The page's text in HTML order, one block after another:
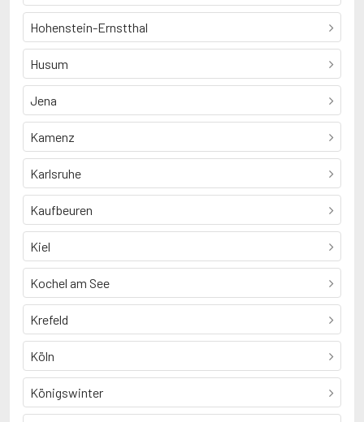
Hohenstein-Ernstthal
Husum
Jena
Kamenz
Karlsruhe
Kaufbeuren
Kiel
Kochel am See
Krefeld
Köln
Königswinter